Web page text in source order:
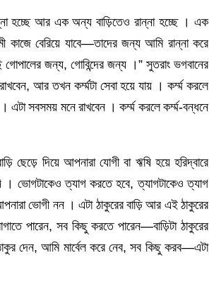
হচ্ছে আর এক অন্য বাড়িতেও রান্না হচ্ছে । এক
কাজে বেরিয়ে যাবে—তাদের জন্য আমি রান্না করে
জন্য, গোবিন্দের জন্য ।” সুতরাং ভগবানের
আর তখন কর্ম্মটা সেবা হয়ে যায় । কর্ম্ম করলে
সবসময় মনে রাখবেন । কর্ম্ম করলে কর্ম্ম-বন্ধনে
ছেড়ে দিয়ে আপনারা যোগী বা ঋষি হয়ে হরিদ্বারে
। ভোগটাকেও ত্যাগ করতে হবে, ত্যাগটাকেও ত্যাগ
ভোগী নন । এটা ঠাকুরের বাড়ি আর এই ঠাকুরের
পারেন, সব কিছু করতে পারেন—বাড়িটা ঠাকুরের
দেন, আমি মার্বেল করে নেব, সব কিছু করব—এটা